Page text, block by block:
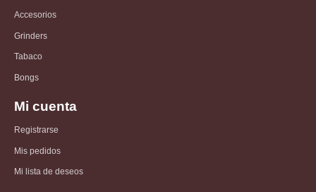
Accesorios
Grinders
Tabaco
Bongs
Mi cuenta
Registrarse
Mis pedidos
Mi lista de deseos